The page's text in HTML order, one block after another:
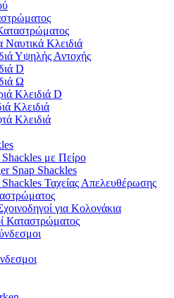
Ναυτικά Κλειδιά
Υψηλής Αντοχής
D
Ω
Κλειδιά D
Κλειδιά
Κλειδιά
Shackles με Πείρο
Snap Shackles
Shackles Ταχείας Απελευθέρωσης
για Κολονάκια
Καταστρώματος